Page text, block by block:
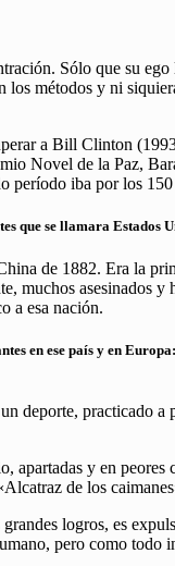
Sólo que su
métodos y ni
a Bill Clinton
Novel de la Paz,
período iba por los
que se llamara
de 1882. Era la
muchos
a esa nación.
en ese país y en
deporte,
y en
de los
logros, es
pero como